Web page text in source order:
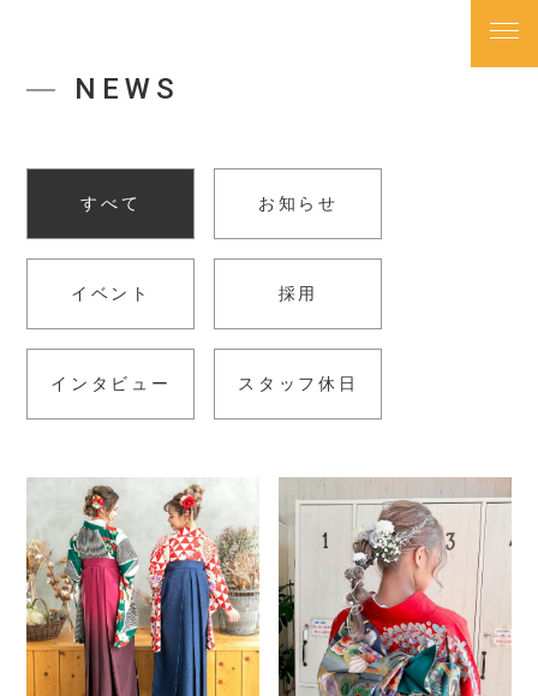
TOP
お知らせ
NEWS
ABOUT
料金
PRICE
- hair＆spa Liino
- SALONDEKOU
NEWS
すべて お知らせ
イベント 採用
インタビュー スタッフ休日